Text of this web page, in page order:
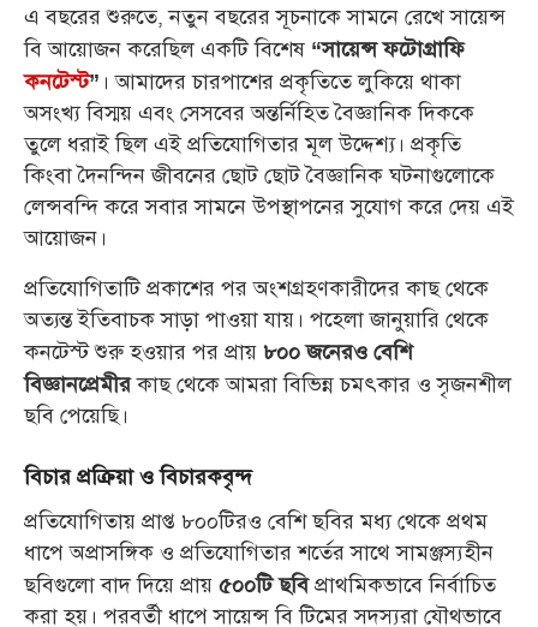
এ বছরের শুরুতে, নতুন বছরের সূচনাকে সামনে রেখে সায়েন্স
বি আয়োজন করেছিল একটি বিশেষ “সায়েন্স ফটোগ্রাফি
কনটেস্ট” । আমাদের চারপাশের প্রকৃতিতে লুকিয়ে থাকা
অসংখ্য বিস্ময় এবং সেসবের অন্তর্নিহিত বৈজ্ঞানিক দিককে
তুলে ধরাই ছিল এই প্রতিযোগিতার মূল উদ্দেশ্য। প্রকৃতি
কিংবা দৈনন্দিন জীবনের ছোট ছোট বৈজ্ঞানিক ঘটনাগুলোকে
লেন্সবন্দি করে সবার সামনে উপস্থাপনের সুযোগ করে দেয় এই
আয়োজন।
প্রতিযোগিতাটি প্রকাশের পর অংশগ্রহণকারীদের কাছ থেকে
অত্যন্ত ইতিবাচক সাড়া পাওয়া যায়। পহেলা জানুয়ারি থেকে
কনটেস্ট শুরু হওয়ার পর প্রায় ৮০০ জনেরও বেশি
বিজ্ঞানপ্রেমীরকাছ থেকে আমরা বিভিন্ন চমৎকার ও সৃজনশীল
ছবি পেয়েছি।
বিচার প্রক্রিয়া ও বিচারকবৃন্দ
প্রতিযোগিতায় প্রাপ্ত ৮০০টিরও বেশি ছবির মধ্য থেকে প্রথম
ধাপে অপ্রাসঙ্গিক ও প্রতিযোগিতার শর্তের সাথে সামঞ্জস্যহীন
ছবিগুলো বাদ দিয়ে প্রায় ৫০০টি ছবিপ্রাথমিকভাবে নির্বাচিত
করা হয়। পরবর্তী ধাপে সায়েন্স বি টিমের সদস্যরা যৌথভাবে